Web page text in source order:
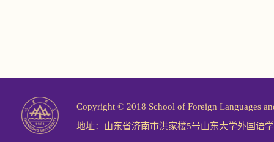
Copyright © 2018 School of Foreign Languages
地址：山东省济南市洪家楼5号山东大学外国语